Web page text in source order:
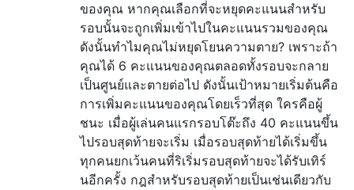
ของคุณ หากคุณเลือกที่จะหยุดคะแนนสำหรับ
รอบนั้นจะถูกเพิ่มเข้าไปในคะแนนรวมของคุณ
ดังนั้นทำไมคุณไม่หยุดโยนความตาย? เพราะถ้า
คุณได้ 6 คะแนนของคุณตลอดทั้งรอบจะกลาย
เป็นศูนย์และตายต่อไป ดังนั้นเป้าหมายเริ่มต้นคือ
การเพิ่มคะแนนของคุณโดยเร็วที่สุด ใครคือผู้
ชนะ เมื่อผู้เล่นคนแรกรอบโต๊ะถึง 40 คะแนนขึ้น
ไปรอบสุดท้ายจะเริ่ม เมื่อรอบสุดท้ายได้เริ่มขึ้น
ทุกคนยกเว้นคนที่ริเริ่มรอบสุดท้ายจะได้รับเทิร์
นอีกครั้ง กฎสำหรับรอบสุดท้ายเป็นเช่นเดียวกับ